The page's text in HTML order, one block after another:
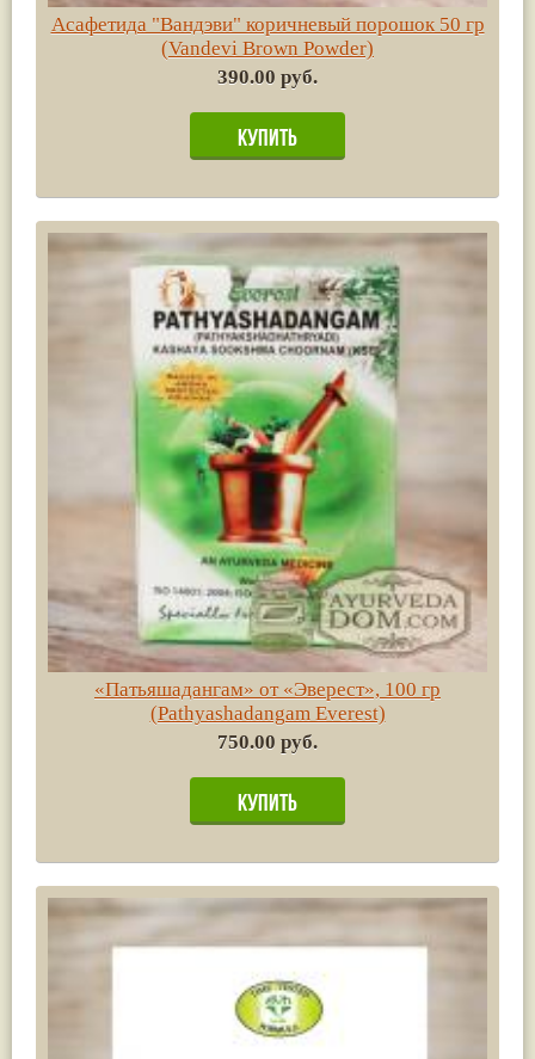
Асафетида "Вандэви" коричневый порошок 50 гр
(Vandevi Brown Powder)
390.00 руб.
«Патьяшадангам» от «Эверест», 100 гр
(Pathyashadangam Everest)
750.00 руб.